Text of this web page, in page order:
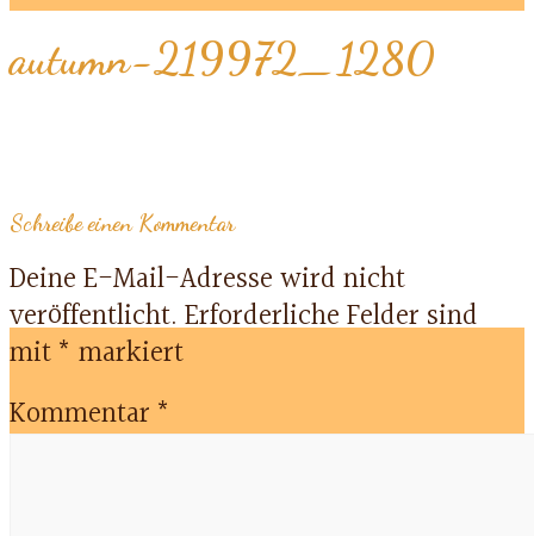
autumn-219972_1280
Schreibe einen Kommentar
Deine E-Mail-Adresse wird nicht
veröffentlicht.Erforderliche Felder sind
mit* markiert
Kommentar *